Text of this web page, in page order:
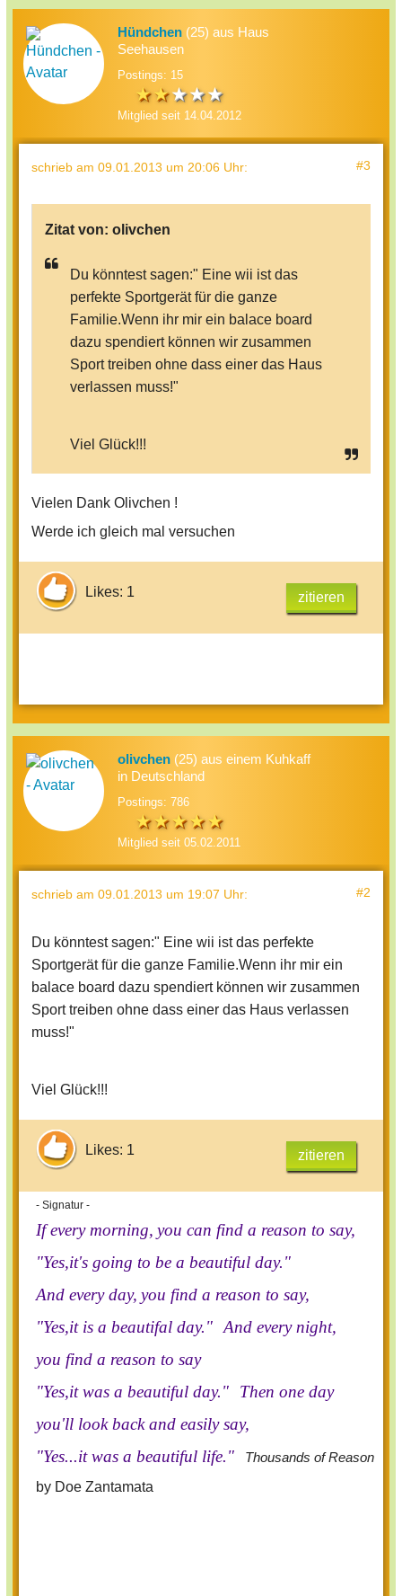
Hündchen (25) aus Haus
Seehausen
Postings: 15
Mitglied seit 14.04.2012
schrieb am 09.01.2013 um 20:06 Uhr: #3
Zitat von: olivchen
Du könntest sagen:" Eine wii ist das
perfekte Sportgerät für die ganze
Familie.Wenn ihr mir ein balace board
dazu spendiert können wir zusammen
Sport treiben ohne dass einer das Haus
verlassen muss!"
Viel Glück!!!
Vielen Dank Olivchen !
Werde ich gleich mal versuchen
Likes: 1 zitieren
olivchen (25) aus einem Kuhkaff
in Deutschland
Postings: 786
Mitglied seit 05.02.2011
schrieb am 09.01.2013 um 19:07 Uhr: #2
Du könntest sagen:" Eine wii ist das perfekte
Sportgerät für die ganze Familie.Wenn ihr mir ein
balace board dazu spendiert können wir zusammen
Sport treiben ohne dass einer das Haus verlassen
muss!"
Viel Glück!!!
Likes: 1 zitieren
- Signatur -
If every morning, you can find a reason to say,
"Yes,it's going to be a beautiful day."
And every day, you find a reason to say,
"Yes,it is a beautifal day." And every night,
you find a reason to say
"Yes,it was a beautiful day."
Then one day
you'll look back and easily say,
"Yes...it was a beautiful life."
Thousands of Reason
by Doe Zantamata